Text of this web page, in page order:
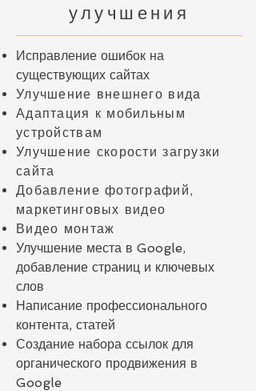
улучшения
Исправление ошибок на
существующих сайтах
Улучшение внешнего вида
Адаптация к мобильным
устройствам
Улучшение скорости загрузки
сайта
Добавление фотографий,
маркетинговых видео
Видео монтаж
Улучшение места в Google,
добавление страниц и ключевых
слов
Написание профессионального
контента, статей
Создание набора ссылок для
органического продвижения в
Google